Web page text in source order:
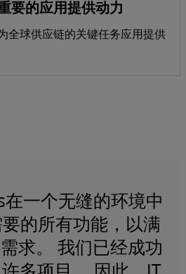
要的应用提供动力
全球供应链的关键任务应用提供
一个无缝的环境中
的所有功能，以满
求。 我们已经成功